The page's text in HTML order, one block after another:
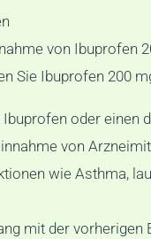
von Ibuprofen
Sie Ibuprofen 200
oder
von
wie Asthma,
mit der vorherigen